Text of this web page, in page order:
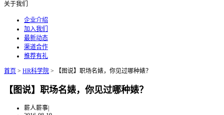
关于我们
企业介绍
加入我们
最新动态
渠道合作
推荐有礼
首页 > HR科学院 > 【图说】职场名婊，你见过哪种婊？
【图说】职场名婊，你见过哪种婊？
薪人薪事|